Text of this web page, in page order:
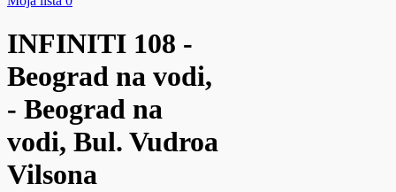
INFINITI 108 -
Beograd na vodi,
- Beograd na
vodi, Bul. Vudroa
Vilsona